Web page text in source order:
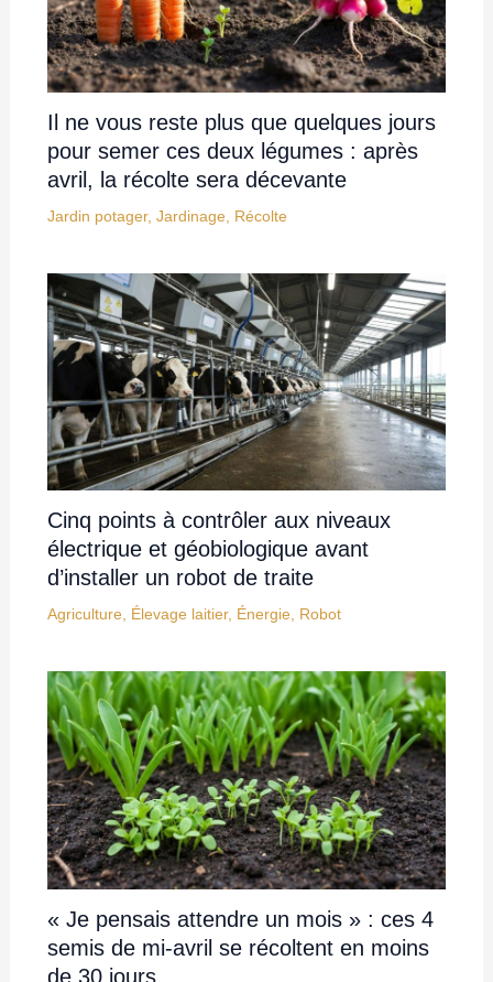
Il ne vous reste plus que quelques jours
pour semer ces deux légumes : après
avril, la récolte sera décevante
Jardin potager, Jardinage Récolte
Cinq points à contrôler aux niveaux
électrique et géobiologique avant
d’installer un robot de traite
Agriculture, Élevage laitier, Énergie, Robot
« Je pensais attendre un mois » : ces 4
semis de mi-avril se récoltent en moins
de 30 jours